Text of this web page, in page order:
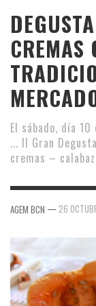
CREMAS
El sábado, día
... II Gran
cremas –
AGEM BCN — 26